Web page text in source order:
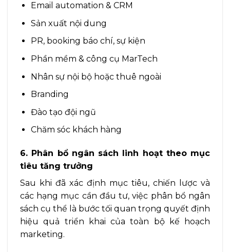
Email automation & CRM
Sản xuất nội dung
PR, booking báo chí, sự kiện
Phần mềm & công cụ MarTech
Nhân sự nội bộ hoặc thuê ngoài
Branding
Đào tạo đội ngũ
Chăm sóc khách hàng
6. Phân bổ ngân sách linh hoạt theo mục
tiêu tăng trưởng
Sau khi đã xác định mục tiêu, chiến lược và
các hạng mục cần đầu tư, việc phân bổ ngân
sách cụ thể là bước tối quan trọng quyết định
hiệu quả triển khai của toàn bộ kế hoạch
marketing.